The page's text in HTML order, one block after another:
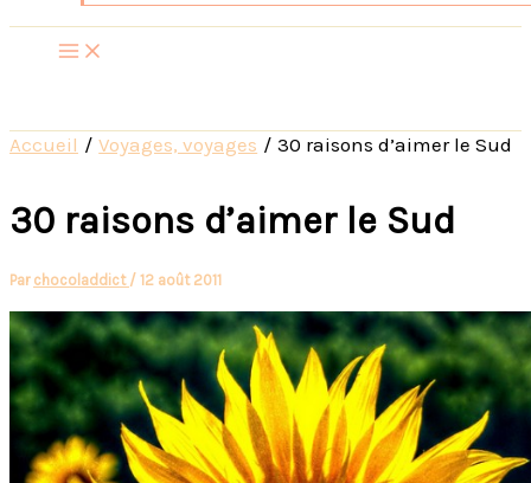
Accueil Voyages, voyages 30 raisons d’aimer le Sud
30 raisons d’aimer le Sud
Par chocoladdict / 12 août 2011